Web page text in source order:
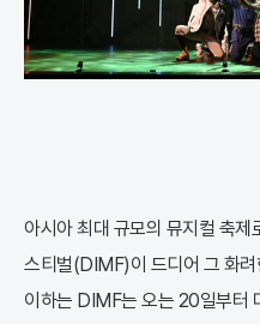
아시아 최대 규모의 뮤지컬 축제
스티벌(DIMF)이 드디어 그 화
이하는 DIMF는 오는 20일부터